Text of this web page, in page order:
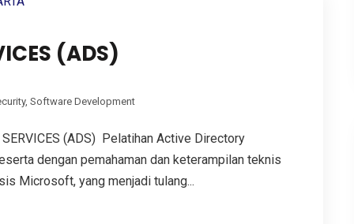
(ADS)
, Software Development
SERVICES (ADS) Pelatihan Active Directory
dengan pemahaman dan keterampilan teknis
Microsoft, yang menjadi tulang...